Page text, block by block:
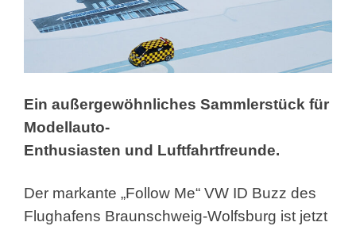
Ein außergewöhnliches Sammlerstück für
Modellauto-
Enthusiasten und Luftfahrtfreunde.
Der markante „Follow Me“ VW ID Buzz des
Flughafens Braunschweig-Wolfsburg ist jetzt